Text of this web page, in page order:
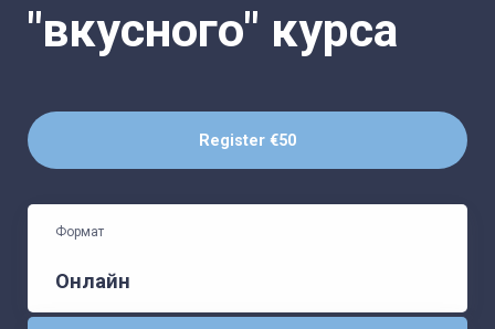
"вкусного" курса
Register €50
Формат
Онлайн